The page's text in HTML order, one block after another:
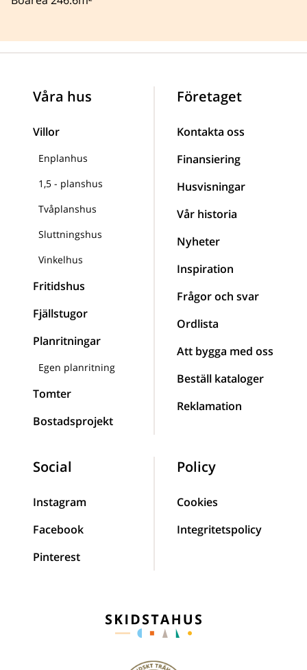
Våra hus
Villor
Enplanhus
1,5 - planshus
Tvåplanshus
Sluttningshus
Vinkelhus
Fritidshus
Fjällstugor
Planritningar
Egen planritning
Tomter
Bostadsprojekt
Företaget
Kontakta oss
Finansiering
Husvisningar
Vår historia
Nyheter
Inspiration
Frågor och svar
Ordlista
Att bygga med oss
Beställ kataloger
Reklamation
Social
Instagram
Facebook
Pinterest
Policy
Cookies
Integritetspolicy